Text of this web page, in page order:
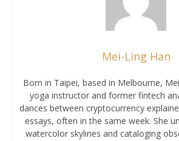
Mei-Ling Han
Born in Taipei, based in Melbourne,
yoga instructor and former fintech
dances between cryptocurrency
essays, often in the same week. She
watercolor skylines and cataloging